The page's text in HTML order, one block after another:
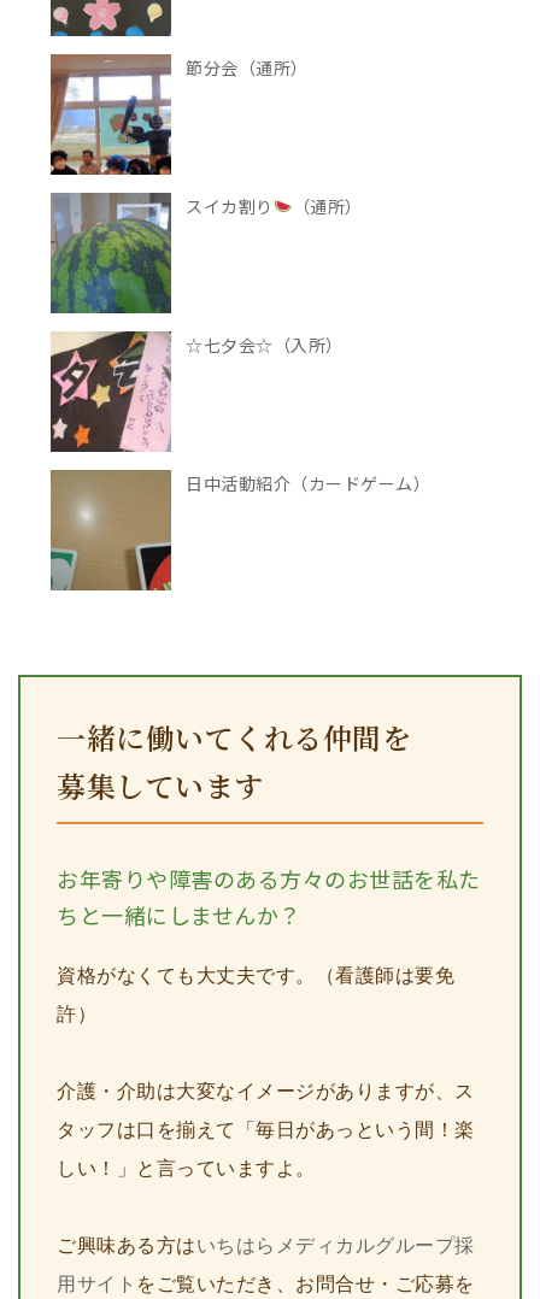
節分会（通所）
スイカ割り （通所）
☆七夕会☆（入所）
日中活動紹介（カードゲーム）
一緒に働いてくれる仲間を
募集しています
お年寄りや障害のある方々のお世話を私た
ちと一緒にしませんか？
資格がなくても大丈夫です。（看護師は要免
許）
介護・介助は大変なイメージがありますが、ス
タッフは口を揃えて「毎日があっという間！楽
しい！」と言っていますよ。
ご興味ある方はいちはらメディカルグループ採
用サイト をご覧いただき、お問合せ・ご応募を